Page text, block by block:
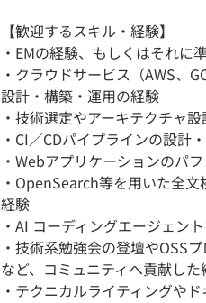
【歓迎するスキル・経験】
・EMの経験、もしくはそれに
・クラウドサービス（AWS、
設計・構築・運用の経験
・技術選定やアーキテクチャ
・CI／CDパイプラインの設計
・Webアプリケーションのパ
・OpenSearch等を用いた全
経験
・AI コーディングエージェン
・技術系勉強会の登壇やOSS
など、コミュニティへ貢献した
・テクニカルライティングや